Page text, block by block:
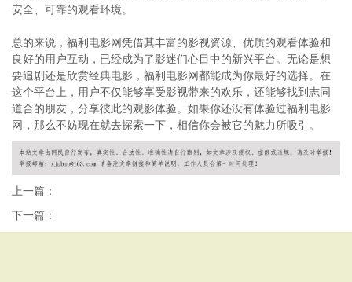
安全、可靠的观看环境。
总的来说，福利电影网凭借其丰富的影视资源、优质的观看体验和
良好的用户互动，已经成为了影迷们心目中的新兴平台。无论是想
要追剧还是欣赏经典电影，福利电影网都能成为你最好的选择。在
这个平台上，用户不仅能够享受影视带来的欢乐，还能够找到志同
道合的朋友，分享彼此的观影体验。如果你还没有体验过福利电影
网，那么不妨现在就去探索一下，相信你会被它的魅力所吸引。
上一篇：
下一篇：